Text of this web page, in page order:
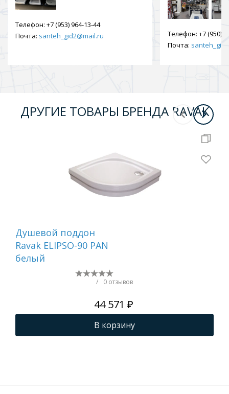
Телефон: +7 (953) 964-13-44
Почта: santeh_gid2@mail.ru Телефон: +7 (950)
Почта:
ДРУГИЕ ТОВАРЫ БРЕНДА RAVAK
Душевой поддон
Ravak ELIPSO-90 PAN
белый
/ 0 отзывов
44 571 ₽
В корзину